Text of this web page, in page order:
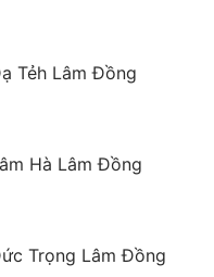
Tẻh Lâm Đồng
Hà Lâm Đồng
Trọng Lâm Đồng